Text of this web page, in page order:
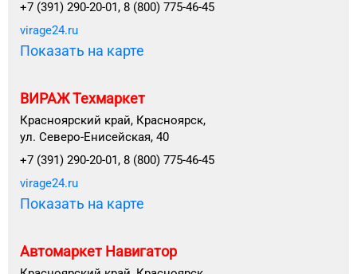
+7 (391) 290-20-01, 8 (800) 775-46-45
virage24.ru
Показать на карте
ВИРАЖ Техмаркет
Красноярский край, Красноярск,
ул. Северо-Енисейская, 40
+7 (391) 290-20-01, 8 (800) 775-46-45
virage24.ru
Показать на карте
Автомаркет Навигатор